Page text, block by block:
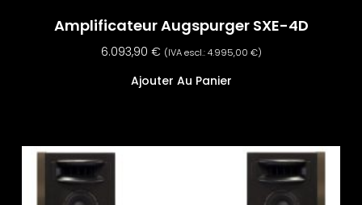
Amplificateur Augspurger SXE-4D
6.093,90 € (IVA escl.:4.995,00 €)
Ajouter Au Panier